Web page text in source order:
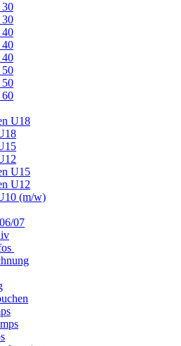
30
30
40
40
40
50
50
60
U18
U15
U12
(m/w)
07